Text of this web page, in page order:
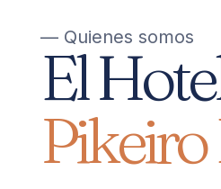
— Quienes somos
El
Pikeiro